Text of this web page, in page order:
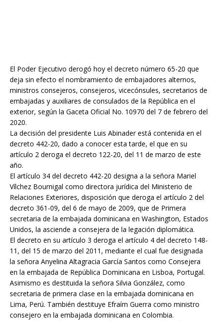
El Poder Ejecutivo derogó hoy el decreto número 65-20 que
deja sin efecto el nombramiento de embajadores alternos,
ministros consejeros, consejeros, vicecónsules, secretarios de
embajadas y auxiliares de consulados de la República en el
exterior, según la Gaceta Oficial No. 10970 del 7 de febrero del
2020.
La decisión del presidente Luis Abinader está contenida en el
decreto 442-20, dado a conocer esta tarde, el que en su
artículo 2 deroga el decreto 122-20, del 11 de marzo de este
año.
El artículo 34 del decreto 442-20 designa a la señora Mariel
Vílchez Bournigal como directora jurídica del Ministerio de
Relaciones Exteriores, disposición que deroga el artículo 2 del
decreto 361-09, del 6 de mayo de 2009, que de Primera
secretaria de la embajada dominicana en Washington, Estados
Unidos, la asciende a consejera de la legación diplomática.
El decreto en su artículo 3 deroga el artículo 4 del decreto 148-
11, del 15 de marzo del 2011, mediante el cual fue designada
la señora Anyelina Altagracia García Santos como Consejera
en la embajada de República Dominicana en Lisboa, Portugal.
Asimismo es destituida la señora Silvia González, como
secretaria de primera clase en la embajada dominicana en
Lima, Perú. También destituye Efraím Guerra como ministro
consejero en la embajada dominicana en Colombia.